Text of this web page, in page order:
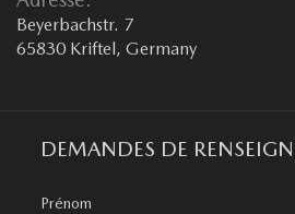
Beyerbachstr. 7
65830 Kriftel, Germany
DEMANDES DE